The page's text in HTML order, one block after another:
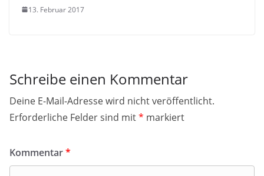
13. Februar 2017
Schreibe einen Kommentar
Deine E-Mail-Adresse wird nicht veröffentlicht.
Erforderliche Felder sind mit* markiert
Kommentar*